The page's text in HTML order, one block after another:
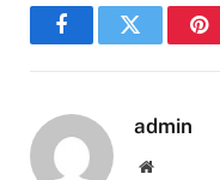
FacebookTwitter
admin
Website